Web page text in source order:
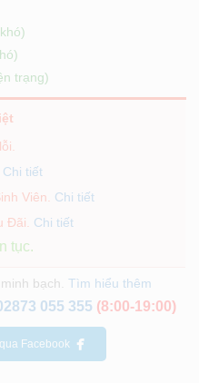
trạng)
Chi tiết
Viên. Chi tiết
Đãi. Chi tiết
tục.
bạch. Tìm hiểu thêm
055 355 (8:00-19:00)
Facebook